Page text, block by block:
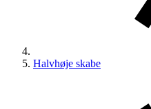
Halvhøje skabe